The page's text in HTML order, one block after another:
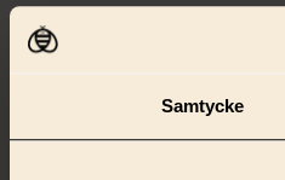
Samtycke